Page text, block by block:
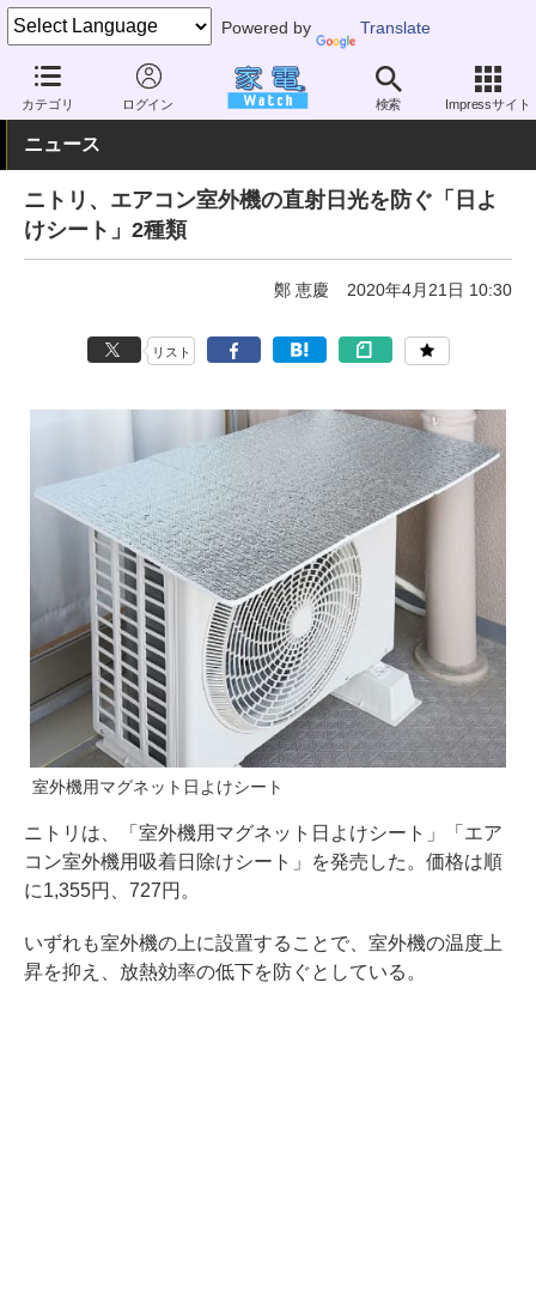
Powered by Translate
カテゴリ ログイン 検索 Impressサイト
家電 Watch 空調家電 エアコン
ニュース
ニトリ、エアコン室外機の直射日光を防ぐ「日よ
けシート」2種類
鄭 恵慶 2020年4月21日 10:30
リスト
室外機用マグネット日よけシート
ニトリは、「室外機用マグネット日よけシート」「エア
コン室外機用吸着日除けシート」を発売した。価格は順
に1,355円、727円。
いずれも室外機の上に設置することで、室外機の温度上
昇を抑え、放熱効率の低下を防ぐとしている。